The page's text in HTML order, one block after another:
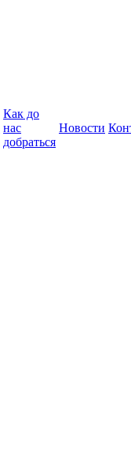
Как до
нас
добраться
Новости